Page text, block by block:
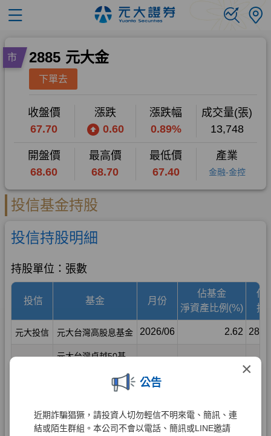
×
公告
近期詐騙猖獗，請投資人切勿輕信不明來電、簡訊、連
結或陌生群組。本公司不會以電話、簡訊或LINE邀請